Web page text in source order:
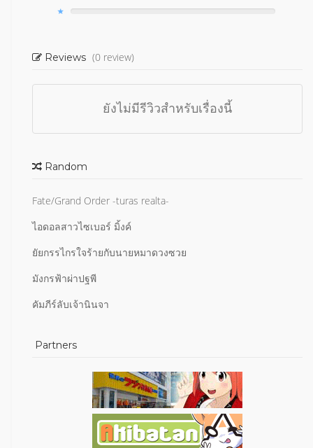
Reviews (0 review)
ยังไม่มีรีวิวสำหรับเรื่องนี้
Random
Fate/Grand Order -turas realta-
ไอดอลสาวไซเบอร์ มิ้งค์
ยัยกรรไกรใจร้ายกับนายหมาดวงซวย
มังกรฟ้าผ่าปฐพี
คัมภีร์ลับเจ้านินจา
Partners